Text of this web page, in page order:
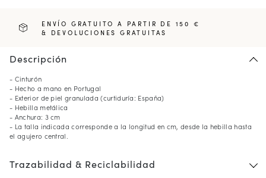
ENVÍO GRATUITO A PARTIR DE 150 €
& DEVOLUCIONES GRATUITAS
Descripción
- Cinturón
- Hecho a mano en Portugal
- Exterior de piel granulada (curtiduría: España)
- Hebilla metálica
- Anchura: 3 cm
- La talla indicada corresponde a la longitud en cm, desde la hebilla hasta
el agujero central.
Trazabilidad & Reciclabilidad